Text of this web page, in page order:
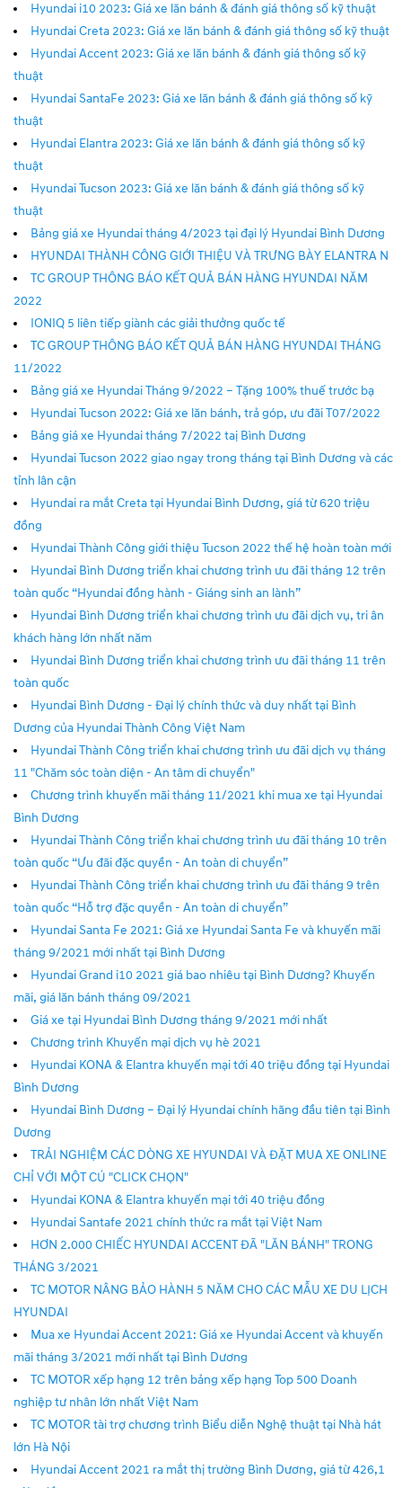
Hyundai i10 2023: Giá xe lăn bánh & đánh giá thông số kỹ thuật
Hyundai Creta 2023: Giá xe lăn bánh & đánh giá thông số kỹ thuật
Hyundai Accent 2023: Giá xe lăn bánh & đánh giá thông số kỹ
thuật
Hyundai SantaFe 2023: Giá xe lăn bánh & đánh giá thông số kỹ
thuật
Hyundai Elantra 2023: Giá xe lăn bánh & đánh giá thông số kỹ
thuật
Hyundai Tucson 2023: Giá xe lăn bánh & đánh giá thông số kỹ
thuật
Bảng giá xe Hyundai tháng 4/2023 tại đại lý Hyundai Bình Dương
HYUNDAI THÀNH CÔNG GIỚI THIỆU VÀ TRƯNG BÀY ELANTRA N
TC GROUP THÔNG BÁO KẾT QUẢ BÁN HÀNG HYUNDAI NĂM
2022
IONIQ 5 liên tiếp giành các giải thưởng quốc tế
TC GROUP THÔNG BÁO KẾT QUẢ BÁN HÀNG HYUNDAI THÁNG
11/2022
Bảng giá xe Hyundai Tháng 9/2022 – Tặng 100% thuế trước bạ
Hyundai Tucson 2022: Giá xe lăn bánh, trả góp, ưu đãi T07/2022
Bảng giá xe Hyundai tháng 7/2022 taị Bình Dương
Hyundai Tucson 2022 giao ngay trong tháng tại Bình Dương và các
tỉnh lân cận
Hyundai ra mắt Creta tại Hyundai Bình Dương, giá từ 620 triệu
đồng
Hyundai Thành Công giới thiệu Tucson 2022 thế hệ hoàn toàn mới
Hyundai Bình Dương triển khai chương trình ưu đãi tháng 12 trên
toàn quốc “Hyundai đồng hành - Giáng sinh an lành”
Hyundai Bình Dương triển khai chương trình ưu đãi dịch vụ, tri ân
khách hàng lớn nhất năm
Hyundai Bình Dương triển khai chương trình ưu đãi tháng 11 trên
toàn quốc
Hyundai Bình Dương - Đại lý chính thức và duy nhất tại Bình
Dương của Hyundai Thành Công Việt Nam
Hyundai Thành Công triển khai chương trình ưu đãi dịch vụ tháng
11 "Chăm sóc toàn diện - An tâm di chuyển"
Chương trình khuyến mãi tháng 11/2021 khi mua xe tại Hyundai
Bình Dương
Hyundai Thành Công triển khai chương trình ưu đãi tháng 10 trên
toàn quốc “Ưu đãi đặc quyền - An toàn di chuyển”
Hyundai Thành Công triển khai chương trình ưu đãi tháng 9 trên
toàn quốc “Hỗ trợ đặc quyền - An toàn di chuyển”
Hyundai Santa Fe 2021: Giá xe Hyundai Santa Fe và khuyến mãi
tháng 9/2021 mới nhất tại Bình Dương
Hyundai Grand i10 2021 giá bao nhiêu tại Bình Dương? Khuyến
mãi, giá lăn bánh tháng 09/2021
Giá xe tại Hyundai Bình Dương tháng 9/2021 mới nhất
Chương trình Khuyến mại dịch vụ hè 2021
Hyundai KONA & Elantra khuyến mại tới 40 triệu đồng tại Hyundai
Bình Dương
Hyundai Bình Dương – Đại lý Hyundai chính hãng đầu tiên tại Bình
Dương
TRẢI NGHIỆM CÁC DÒNG XE HYUNDAI VÀ ĐẶT MUA XE ONLINE
CHỈ VỚI MỘT CÚ "CLICK CHỌN"
Hyundai KONA & Elantra khuyến mại tới 40 triệu đồng
Hyundai Santafe 2021 chính thức ra mắt tại Việt Nam
HƠN 2.000 CHIẾC HYUNDAI ACCENT ĐÃ "LĂN BÁNH" TRONG
THÁNG 3/2021
TC MOTOR NÂNG BẢO HÀNH 5 NĂM CHO CÁC MẪU XE DU LỊCH
HYUNDAI
Mua xe Hyundai Accent 2021: Giá xe Hyundai Accent và khuyến
mãi tháng 3/2021 mới nhất tại Bình Dương
TC MOTOR xếp hạng 12 trên bảng xếp hạng Top 500 Doanh
nghiệp tư nhân lớn nhất Việt Nam
TC MOTOR tài trợ chương trình Biểu diễn Nghệ thuật tại Nhà hát
lớn Hà Nội
Hyundai Accent 2021 ra mắt thị trường Bình Dương, giá từ 426,1